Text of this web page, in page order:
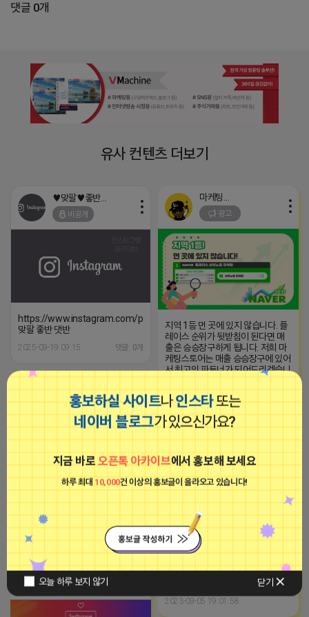
홍보하실 사이트나인스타또는
네이버 블로그가 있으신가요?
지금 바로오픈톡 아카이브에서 홍보해 보세요
하루 최대10,000건 이상의 홍보글이 올라오고 있습니다!
오늘 하루 보지 않기 닫기
댓글 0개
유사 컨텐츠 더보기
♥맞팔♥좋반♥댓반
비공개
https://www.instagram.com/p/C8a2lOiSvXd
맞팔 좋반 댓반
2025-09-19 09:15 댓글: 0개
광고
지역 1등 먼 곳에 있지 않습니다. 플
레이스 순위가 뒷받침이 된다면 매
출은 승승장구하게 됩니다. 저희 마
케팅스토어는 매출 승승장구에 있어
서 최고의 파트너가 되어드리겠습니
다.
2024-09-20 15:17:27
비공개
블로그 이웃 구해여.
https://blog.naver.com/whoauhouse
2025-09-18 13:08 댓글: 0개
-장소불문, 약정없는 고정공인IP가
삽입된 365일 24시간 임대형 컴퓨
2023-09-05 19:01:58
마케팅스토어
광고